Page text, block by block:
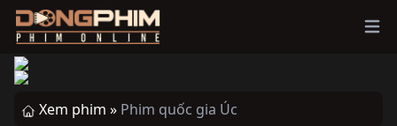
Xem phim » Phim quốc gia Úc